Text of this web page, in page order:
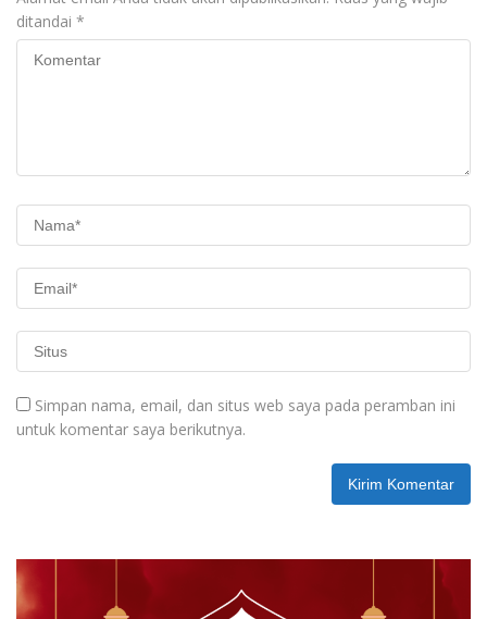
ditandai *
Simpan nama, email, dan situs web saya pada peramban ini
untuk komentar saya berikutnya.